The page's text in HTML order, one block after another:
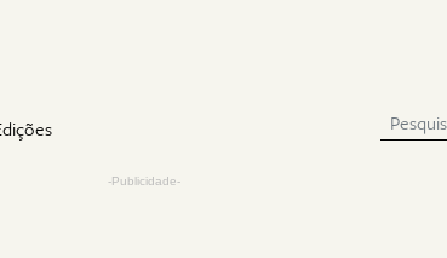
-Publicidade-